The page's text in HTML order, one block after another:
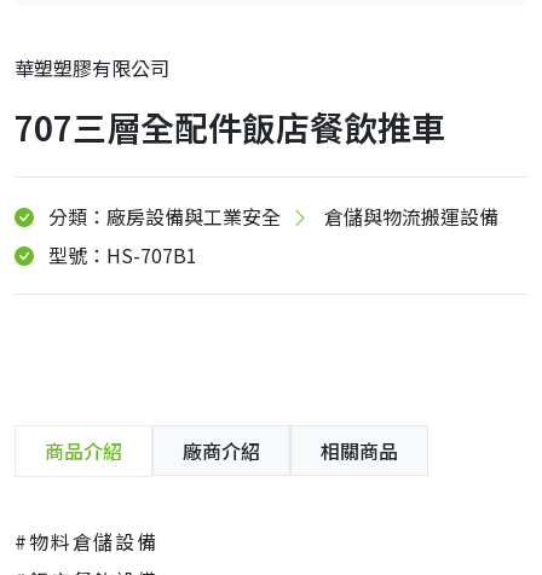
華塑塑膠有限公司
707三層全配件飯店餐飲推車
分類：廠房設備與工業安全
倉儲與物流搬運設備
型號：HS-707B1
商品介紹 廠商介紹 相關商品
#物料倉儲設備